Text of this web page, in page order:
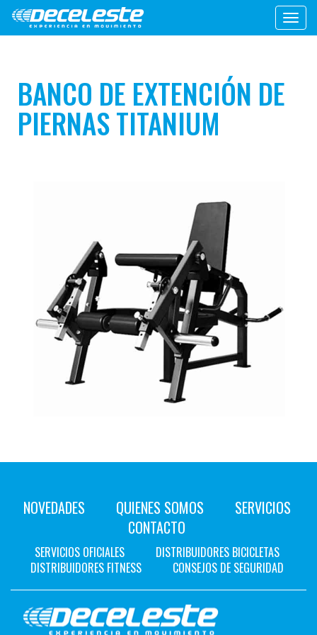
BANCO DE EXTENCIÓN DE
PIERNAS TITANIUM
NOVEDADES QUIENES SOMOS
SERVICIOS
CONTACTO
SERVICIOS OFICIALES
DISTRIBUIDORES BICICLETAS
DISTRIBUIDORES FITNESS
CONSEJOS DE SEGURIDAD